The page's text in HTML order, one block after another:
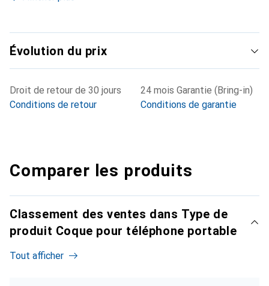
Évolution du prix
Droit de retour de 30 jours
Conditions de retour
24 mois Garantie (Bring-in)
Conditions de garantie
Comparer les produits
Classement des ventes dans Type de
produit Coque pour téléphone portable
Tout afficher